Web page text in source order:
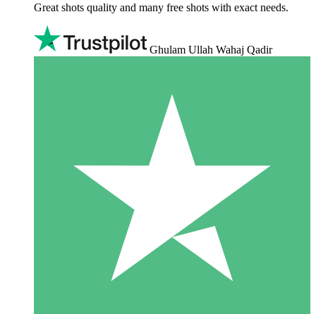
Great shots quality and many free shots with exact needs.
Ghulam Ullah Wahaj Qadir